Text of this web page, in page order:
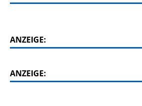
ANZEIGE:
ANZEIGE: